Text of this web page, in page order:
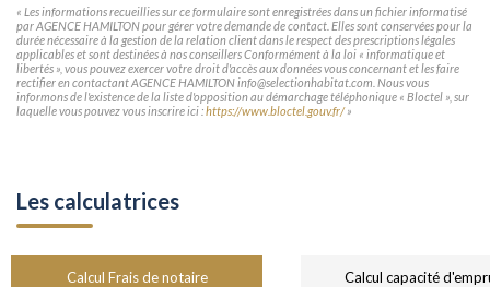
« Les informations recueillies sur ce formulaire sont enregistrées dans un fichier informatisé
par AGENCE HAMILTON pour gérer votre demande de contact. Elles sont conservées pour la
durée nécessaire à la gestion de la relation client dans le respect des prescriptions légales
applicables et sont destinées à nos conseillers Conformément à la loi « informatique et
libertés », vous pouvez exercer votre droit d'accès aux données vous concernant et les faire
rectifier en contactant AGENCE HAMILTON info@selectionhabitat.com. Nous vous
informons de l'existence de la liste d'opposition au démarchage téléphonique « Bloctel », sur
laquelle vous pouvez vous inscrire ici :https://www.bloctel.gouv.fr/»
Les calculatrices
Calcul Frais de notaire Calcul capacité